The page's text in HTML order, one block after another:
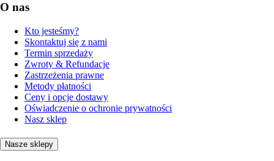
O nas
Kto jesteśmy?
Skontaktuj się z nami
Termin sprzedaży
Zwroty & Refundacje
Zastrzeżenia prawne
Metody płatności
Ceny i opcje dostawy
Oświadczenie o ochronie prywatności
Nasz sklep
Nasze sklepy